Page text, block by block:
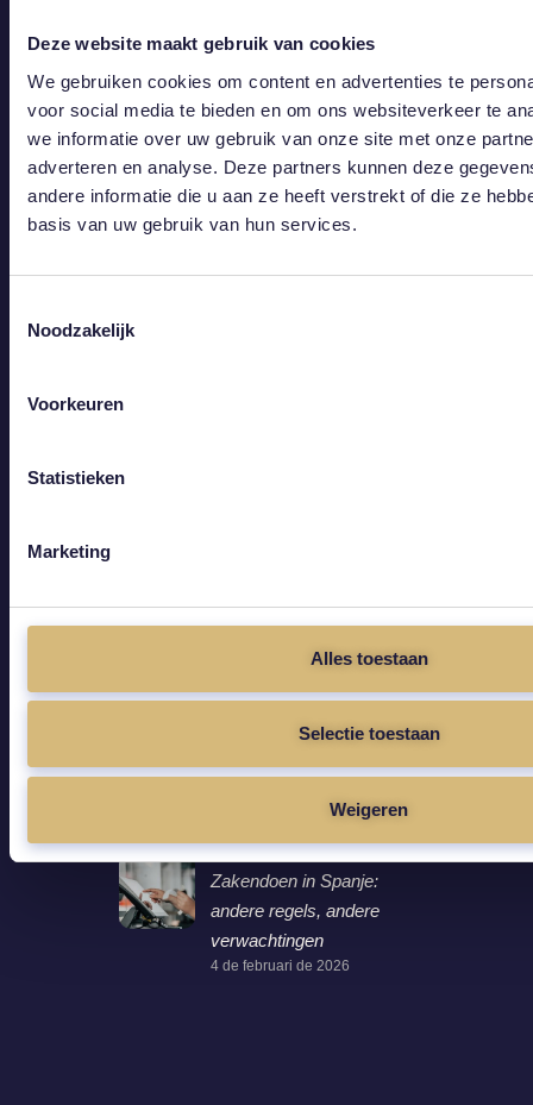
Deze website maakt gebruik van cookies
We gebruiken cookies om content en advertenties te
voor social media te bieden en om ons websiteverkeer te
we informatie over uw gebruik van onze site met onze
adverteren en analyse. Deze partners kunnen deze
andere informatie die u aan ze heeft verstrekt of die ze
basis van uw gebruik van hun services.
Noodzakelijk
Voorkeuren
Statistieken
Marketing
Alles toestaan
Selectie toestaan
Weigeren
én in uw eigen taal.
voor u het verschil.
Bij ons bent u in
goede handen!
Grupo Xandra. The
Higher Level of
eens u hier woont?
4 de februari de 2026
Juridische zekerheid:
4 de februari de 2026
Zakendoen in Spanje:
andere regels, andere
verwachtingen
4 de februari de 2026